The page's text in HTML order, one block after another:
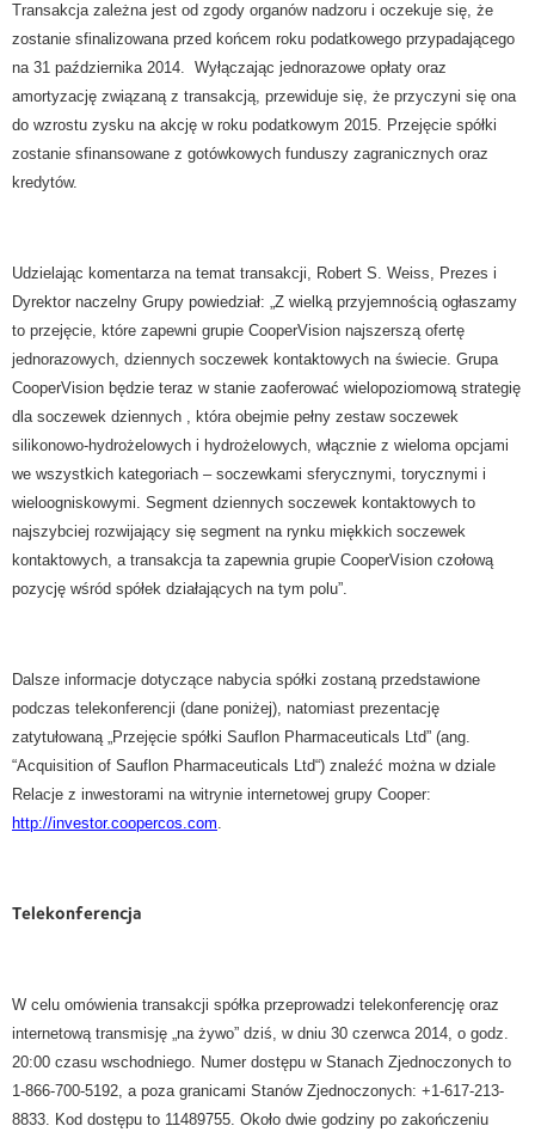
Transakcja zależna jest od zgody organów nadzoru i oczekuje się, że
zostanie sfinalizowana przed końcem roku podatkowego przypadającego
na 31 października 2014. Wyłączając jednorazowe opłaty oraz
amortyzację związaną z transakcją, przewiduje się, że przyczyni się ona
do wzrostu zysku na akcję w roku podatkowym 2015. Przejęcie spółki
zostanie sfinansowane z gotówkowych funduszy zagranicznych oraz
kredytów.
Udzielając komentarza na temat transakcji, Robert S. Weiss, Prezes i
Dyrektor naczelny Grupy powiedział: „Z wielką przyjemnością ogłaszamy
to przejęcie, które zapewni grupie CooperVision najszerszą ofertę
jednorazowych, dziennych soczewek kontaktowych na świecie. Grupa
CooperVision będzie teraz w stanie zaoferować wielopoziomową strategię
dla soczewek dziennych , która obejmie pełny zestaw soczewek
silikonowo-hydrożelowych i hydrożelowych, włącznie z wieloma opcjami
we wszystkich kategoriach – soczewkami sferycznymi, torycznymi i
wieloogniskowymi. Segment dziennych soczewek kontaktowych to
najszybciej rozwijający się segment na rynku miękkich soczewek
kontaktowych, a transakcja ta zapewnia grupie CooperVision czołową
pozycję wśród spółek działających na tym polu”.
Dalsze informacje dotyczące nabycia spółki zostaną przedstawione
podczas telekonferencji (dane poniżej), natomiast prezentację
zatytułowaną „Przejęcie spółki Sauflon Pharmaceuticals Ltd” (ang.
“Acquisition of Sauflon Pharmaceuticals Ltd“) znaleźć można w dziale
Relacje z inwestorami na witrynie internetowej grupy Cooper:
http://investor.coopercos.com.
Telekonferencja
W celu omówienia transakcji spółka przeprowadzi telekonferencję oraz
internetową transmisję „na żywo” dziś, w dniu 30 czerwca 2014, o godz.
20:00 czasu wschodniego. Numer dostępu w Stanach Zjednoczonych to
1-866-700-5192, a poza granicami Stanów Zjednoczonych: +1-617-213-
8833. Kod dostępu to 11489755. Około dwie godziny po zakończeniu